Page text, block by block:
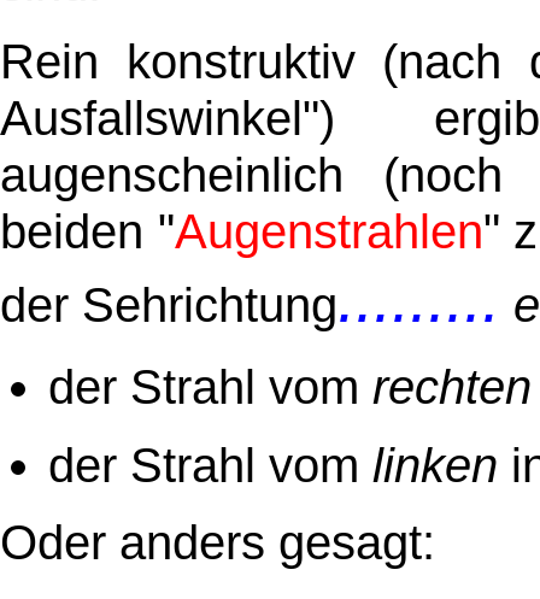
Rein konstruktiv (nach
Ausfallswinkel")
augenscheinlich
beiden "Augenstrahlen"
der Sehrichtung.........
der Strahl vom rechten
der Strahl vom linken
Oder anders gesagt: